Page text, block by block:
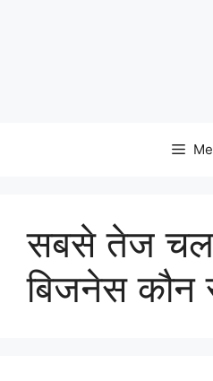
सबसे तेज
बिजनेस कौन